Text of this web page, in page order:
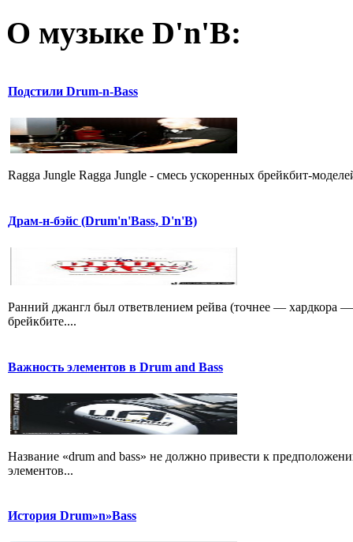
О музыке D'n'B:
Подстили Drum-n-Bass
Ragga Jungle Ragga Jungle - смесь ускоpенных бpейкбит-
Драм-н-бэйс (Drum'n'Bass, D'n'B)
Ранний джангл был ответвлением рейва (точнее — хардкора
брейкбите....
Важность элементов в Drum and Bass
Название «drum and bass» не должно привести к
элементов...
История Drum»n»Bass